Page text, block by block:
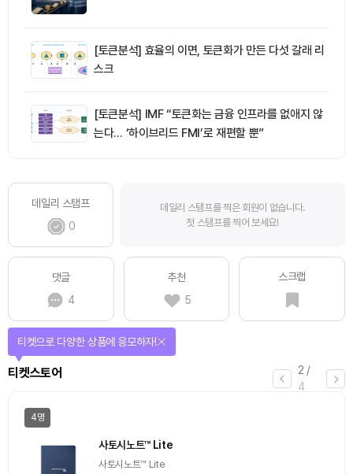
[토큰분석] 효율의 이면, 토큰화가 만든 다섯 갈래 리
스크
[토큰분석] IMF “토큰화는 금융 인프라를 없애지 않
는다… ‘하이브리드 FMI’로 재편할 뿐”
데일리 스탬프
0
데일리 스탬프를 찍은 회원이 없습니다.
첫 스탬프를 찍어 보세요!
댓글
4
추천
5
스크랩
2 /
4
티켓스토어
티켓으로 다양한 상품에 응모하자!
4명
사토시노트™ Lite
사토시노트™ Lite